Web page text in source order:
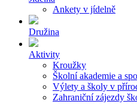
Ankety v jídelně
Družina
Aktivity
Kroužky
Školní akademie a
Výlety a školy v
Zahraniční zájezdy